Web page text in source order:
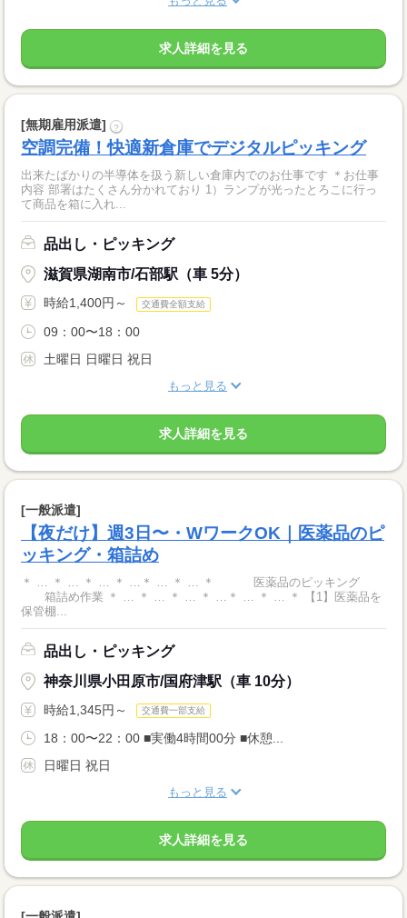
求人詳細を見る
[無期雇用派遣] ?
空調完備！快適新倉庫でデジタルピッキング
出来たばかりの半導体を扱う新しい倉庫内でのお仕事です ＊お仕事
内容 部署はたくさん分かれており 1）ランプが光ったとろこに行っ
て商品を箱に入れ...
品出し・ピッキング
滋賀県湖南市/石部駅（車 5分）
時給1,400円～ 交通費全額支給
09：00〜18：00
土曜日 日曜日 祝日
もっと見る
求人詳細を見る
[一般派遣]
【夜だけ】週3日〜・WワークOK｜医薬品のピ
ッキング・箱詰め
＊ … ＊ … ＊ … ＊ …＊ … ＊ … ＊ 医薬品のピッキング
箱詰め作業 ＊ … ＊ … ＊ … ＊ …＊ … ＊ … ＊ 【1】医薬品を
保管棚...
品出し・ピッキング
神奈川県小田原市/国府津駅（車 10分）
時給1,345円～ 交通費一部支給
18：00〜22：00 ■実働4時間00分 ■休憩...
日曜日 祝日
もっと見る
求人詳細を見る